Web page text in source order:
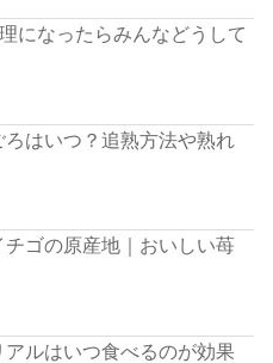
になったらみんなどうして
はいつ？追熟方法や熟れ
ゴの原産地｜おいしい苺
アルはいつ食べるのが効果